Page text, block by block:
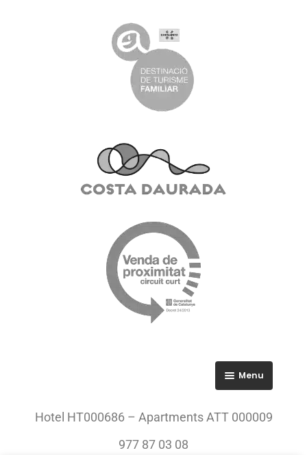
Menu
Hotel HT000686 – Apartments ATT 000009
977 87 03 08